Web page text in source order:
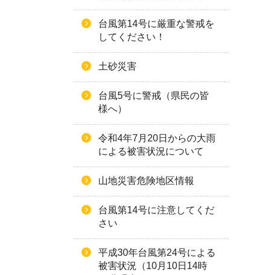
台風第14号に厳重な警戒を
してください！
土砂災害
台風5号に警戒（県民の皆
様へ）
令和4年7月20日からの大雨
による被害状況について
山地災害危険地区情報
台風第14号に注意してくだ
さい
平成30年台風第24号による
被害状況（10月10日14時